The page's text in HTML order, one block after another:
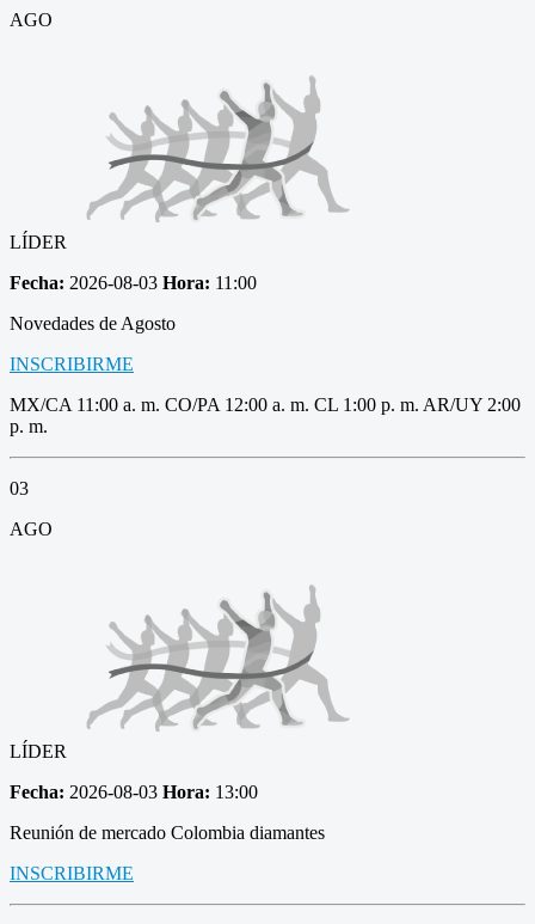
AGO
LÍDER
Fecha: 2026-08-03 Hora: 11:00
Novedades de Agosto
INSCRIBIRME
MX/CA 11:00 a. m. CO/PA 12:00 a. m. CL 1:00 p. m. AR/UY 2:00
p. m.
03
AGO
LÍDER
Fecha: 2026-08-03 Hora: 13:00
Reunión de mercado Colombia diamantes
INSCRIBIRME